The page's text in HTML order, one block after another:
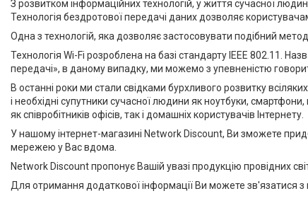
З розвитком інформаційних технологій, у життя сучасної
Технологія бездротової передачі даних дозволяє
Одна з технологій, яка дозволяє застосовувати подібний метод
Технологія Wi-Fi розроблена на базі стандарту IEEE 802.11.
передачі», в даному випадку, ми можемо з упевненістю
В останні роки ми стали свідками бурхливого розвитку
і необхідні супутники сучасної людини як ноутбуки,
як співробітників офісів, так і домашніх користувачів Інтернету.
У нашому інтернет-магазині Network Discount, Ви зможете
мережею у Вас вдома.
Network Discount пропонує Вашій увазі продукцію провідних
Для отримання додаткової інформації Ви можете зв'язатися